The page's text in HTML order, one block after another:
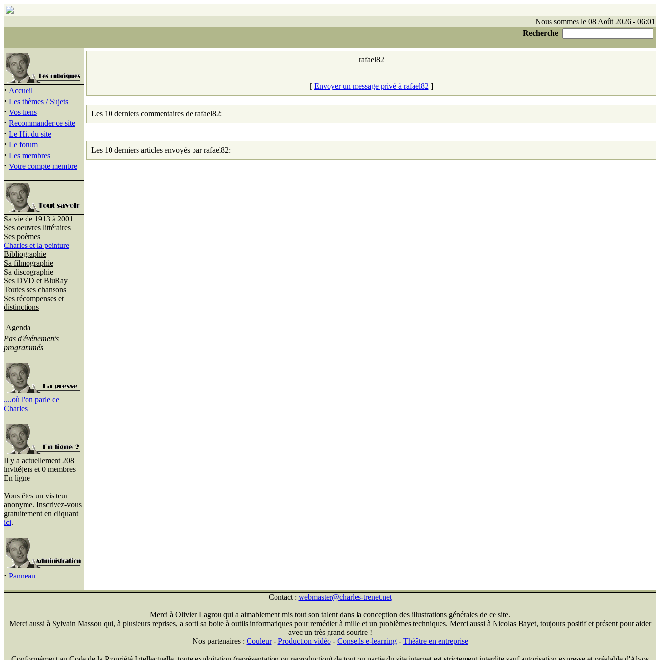
Nous sommes le 08 Août 2026 - 06:01
Recherche
· Accueil
· Les thèmes / Sujets
· Vos liens
· Recommander ce site
· Le Hit du site
· Le forum
· Les membres
· Votre compte membre
Sa vie de 1913 à 2001
Ses oeuvres littéraires
Ses poèmes
Charles et la peinture
Bibliographie
Sa filmographie
Sa discographie
Ses DVD et BluRay
Toutes ses chansons
Ses récompenses et
distinctions
Agenda
Pas d'événements
programmés
....où l'on parle de
Charles
Il y a actuellement 208
invité(e)s et 0 membres
En ligne
Vous êtes un visiteur
anonyme. Inscrivez-vous
gratuitement en cliquant
ici.
· Panneau
rafael82
[ Envoyer un message privé à rafael82 ]
Les 10 derniers commentaires de rafael82:
Les 10 derniers articles envoyés par rafael82:
Contact : webmaster@charles-trenet.net
Merci à Olivier Lagrou qui a aimablement mis tout son talent dans la conception des illustrations générales de ce site.
Merci aussi à Sylvain Massou qui, à plusieurs reprises, a sorti sa boite à outils informatiques pour remédier à mille et un problèmes techniques. Merci aussi à Nicolas Bayet, toujours positif et présent pour aider
avec un très grand sourire !
Nos partenaires : Couleur- Production vidéo- Conseils e-learning- Théâtre en entreprise